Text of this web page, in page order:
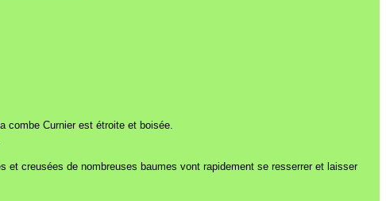
combe Curnier est étroite et boisée.
creusées de nombreuses baumes vont rapidement se resserrer et laisser